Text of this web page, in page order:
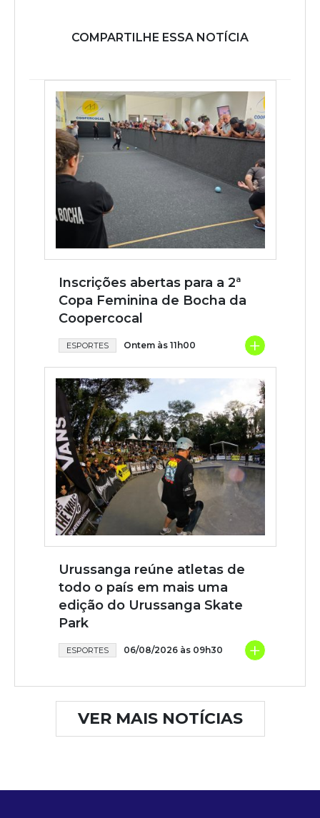
COMPARTILHE ESSA NOTÍCIA
Inscrições abertas para a 2ª
Copa Feminina de Bocha da
Coopercocal
ESPORTES Ontem às 11h00 +
Urussanga reúne atletas de
todo o país em mais uma
edição do Urussanga Skate
Park
ESPORTES 06/08/2026 às 09h30 +
VER MAIS NOTÍCIAS